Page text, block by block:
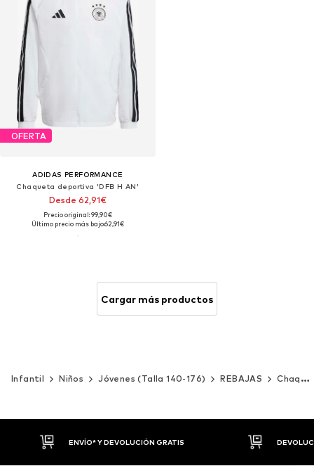
OFERTA
ADIDAS PERFORMANCE
Chaqueta deportiva 'DFB H AN'
Desde 62,91€
Precio original: 99,90€
Último precio más bajo:62,91€
Cargar más productos
Infantil Niños Jóvenes (Talla 140-176) REBAJAS Chaquetas y abrigos
DEVOLUCIONES HASTA 30 DÍAS